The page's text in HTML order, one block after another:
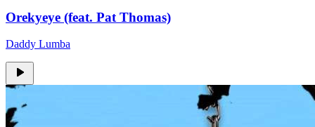
Orekyeye (feat. Pat Thomas)
Daddy Lumba